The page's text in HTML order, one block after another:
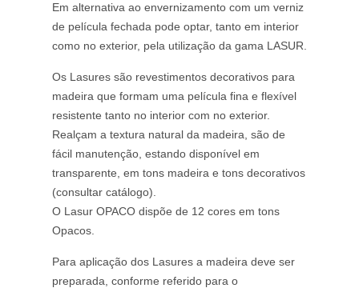
Em alternativa ao envernizamento com um verniz
de película fechada pode optar, tanto em interior
como no exterior, pela utilização da gama LASUR.
Os Lasures são revestimentos decorativos para
madeira que formam uma película fina e flexível
resistente tanto no interior com no exterior.
Realçam a textura natural da madeira, são de
fácil manutenção, estando disponível em
transparente, em tons madeira e tons decorativos
(consultar catálogo).
O Lasur OPACO dispõe de 12 cores em tons
Opacos.
Para aplicação dos Lasures a madeira deve ser
preparada, conforme referido para o